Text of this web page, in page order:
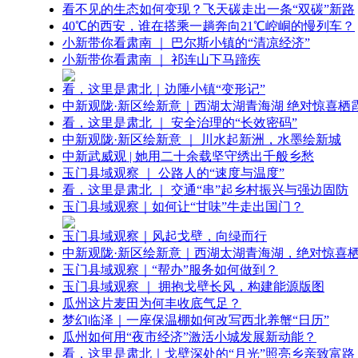
看不见的生态如何变现？飞天碳走出一条“双碳”新路
40℃的西安，谁在搭乘一趟奔向21℃崆峒的慢列车？
小新带你看肃南 ｜ 巴尔斯小镇的“清凉经济”
小新带你看肃南 ｜ 祁连山下马蹄疾
看，这里是肃北｜边陲小镇“变形记”
中新观陇·新区绘新意｜西湖太湖青海湖 绝对惊喜栖
看，这里是肃北 ｜ 安全治理的“长效密码”
中新观陇·新区绘新意 ｜ 川水起新洲，水墨绘新城
中新武威观 | 她用二十余载坚守绣出千般乡愁
玉门县域观察 ｜ 公路人的“速度与温度”
看，这里是肃北 ｜ 交通“串”起乡村振兴与强边固防
玉门县域观察｜如何让“甘味”牛走出国门？
玉门县域观察｜风起戈壁，向绿而行
中新观陇·新区绘新意｜西湖太湖青海湖，绝对惊喜
玉门县域观察｜“帮办”服务如何做到？
玉门县域观察 ｜ 拥抱戈壁长风，构建能源版图
瓜州这片麦田为何丰收底气足？
梦幻临泽｜一座保温棚如何改写西北养蟹“日历”
瓜州如何用“夜市经济”激活小城发展新动能？
看，这里是肃北｜戈壁深处的“月光”照亮乡亲致富路